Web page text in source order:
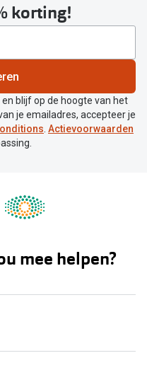
korting!
blijf op de hoogte van het
je emailadres, accepteer je
. Actievoorwaarden
mee helpen?